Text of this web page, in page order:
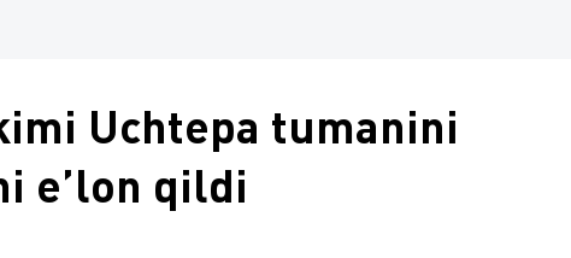
Uchtepa tumanini
e’lon qildi